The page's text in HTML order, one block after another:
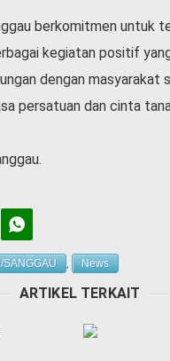
berkomitmen untuk
kegiatan positif
dengan masyarakat
persatuan dan cinta
SANGGAU , News
ARTIKEL TERKAIT